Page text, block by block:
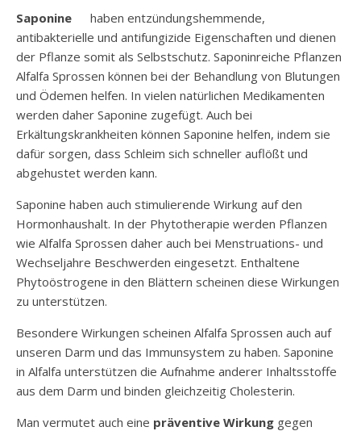
Saponine
haben entzündungshemmende,
antibakterielle und antifungizide Eigenschaften und dienen
der Pflanze somit als Selbstschutz. Saponinreiche Pflanzen
Alfalfa Sprossen können bei der Behandlung von Blutungen
und Ödemen helfen. In vielen natürlichen Medikamenten
werden daher Saponine zugefügt. Auch bei
Erkältungskrankheiten können Saponine helfen, indem sie
dafür sorgen, dass Schleim sich schneller auflößt und
abgehustet werden kann.
Saponine haben auch stimulierende Wirkung auf den
Hormonhaushalt. In der Phytotherapie werden Pflanzen
wie Alfalfa Sprossen daher auch bei Menstruations- und
Wechseljahre Beschwerden eingesetzt. Enthaltene
Phytoöstrogene in den Blättern scheinen diese Wirkungen
zu unterstützen.
Besondere Wirkungen scheinen Alfalfa Sprossen auch auf
unseren Darm und das Immunsystem zu haben. Saponine
in Alfalfa unterstützen die Aufnahme anderer Inhaltsstoffe
aus dem Darm und binden gleichzeitig Cholesterin.
Man vermutet auch eine präventive Wirkung gegen